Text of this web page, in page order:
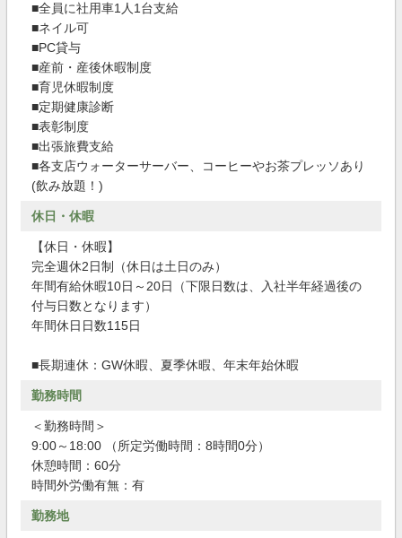
■全員に社用車1人1台支給
■ネイル可
■PC貸与
■産前・産後休暇制度
■育児休暇制度
■定期健康診断
■表彰制度
■出張旅費支給
■各支店ウォーターサーバー、コーヒーやお茶プレッソあり
(飲み放題！)
休日・休暇
【休日・休暇】
完全週休2日制（休日は土日のみ）
年間有給休暇10日～20日（下限日数は、入社半年経過後の
付与日数となります）
年間休日日数115日
■長期連休：GW休暇、夏季休暇、年末年始休暇
勤務時間
＜勤務時間＞
9:00～18:00 （所定労働時間：8時間0分）
休憩時間：60分
時間外労働有無：有
勤務地